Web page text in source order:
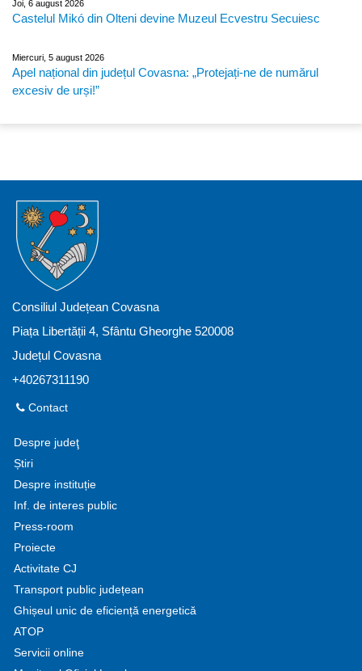
Joi, 6 august 2026
Castelul Mikó din Olteni devine Muzeul Ecvestru Secuiesc
Miercuri, 5 august 2026
Apel național din județul Covasna: „Protejați-ne de numărul
excesiv de urși!”
Consiliul Județean Covasna
Piața Libertății 4, Sfântu Gheorghe 520008
Județul Covasna
+40267311190
Contact
Despre judeţ
Știri
Despre instituție
Inf. de interes public
Press-room
Proiecte
Activitate CJ
Transport public județean
Ghișeul unic de eficiență energetică
ATOP
Servicii online